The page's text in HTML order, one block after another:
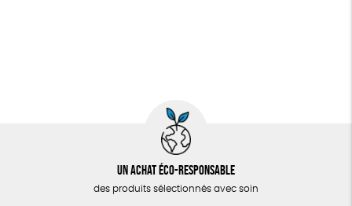
Un achat éco-responsable
des produits sélectionnés avec soin